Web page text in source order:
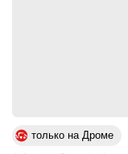
только на Дроме